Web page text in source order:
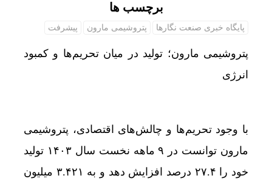
برچسب ها
پایگاه خبری صنعت نگارها پتروشیمی مارون پیشرفت
پتروشیمی مارون؛ تولید در میان تحریم‌ها و کمبود
انرژی
با وجود تحریم‌ها و چالش‌های اقتصادی، پتروشیمی
مارون توانست در ۹ ماهه نخست سال ۱۴۰۳ تولید
خود را ۲۷.۴ درصد افزایش دهد و به ۳.۴۲۱ میلیون